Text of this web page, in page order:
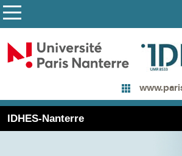
IDHES-Nanterre